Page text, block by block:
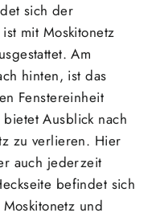
sich der
mit Moskitonetz
Am
hinten, ist das
Fenstereinheit
Ausblick nach
zu verlieren. Hier
auch jederzeit
befindet sich
und